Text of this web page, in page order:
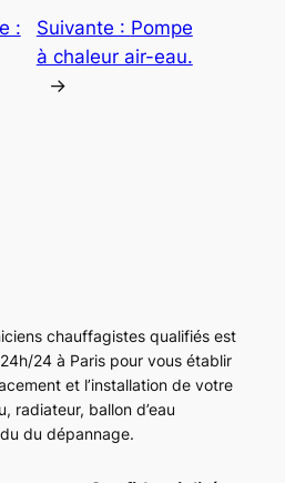
:
Suivante : Pompe
à chaleur air-eau.
→
chauffagistes qualifiés est
24 à Paris pour vous établir
et l’installation de votre
radiateur, ballon d’eau
du dépannage.